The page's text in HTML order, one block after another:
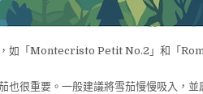
如「Montecristo Petit No.2」和「
也很重要。一般建議將雪茄慢慢吸入，並